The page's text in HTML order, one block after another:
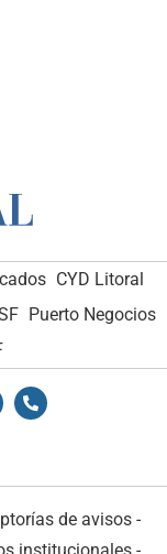
CYD Litoral
Puerto Negocios
de avisos -
institucionales-